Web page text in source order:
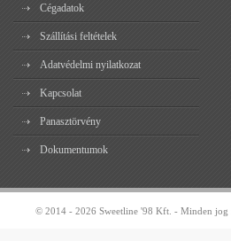
Cégadatok
Szállítási feltételek
Adatvédelmi nyilatkozat
Kapcsolat
Panasztörvény
Dokumentumok
© 2014 - 2026 Sweetline '98 Kft. - Minden jog